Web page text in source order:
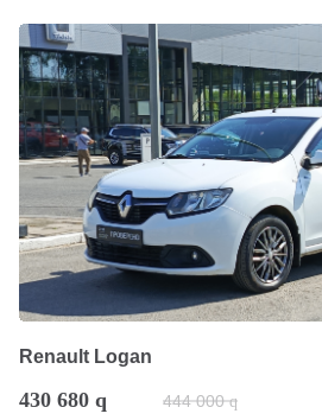
Renault Logan
430 680 q 444 000 q